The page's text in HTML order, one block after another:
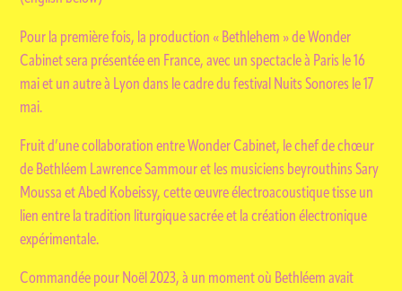
Pour la première fois, la production « Bethlehem » de Wonder
Cabinet sera présentée en France, avec un spectacle à Paris le 16
mai et un autre à Lyon dans le cadre du festival Nuits Sonores le 17
mai.
Fruit d’une collaboration entre Wonder Cabinet, le chef de chœur
de Bethléem Lawrence Sammour et les musiciens beyrouthins Sary
Moussa et Abed Kobeissy, cette œuvre électroacoustique tisse un
lien entre la tradition liturgique sacrée et la création électronique
expérimentale.
Commandée pour Noël 2023, à un moment où Bethléem avait